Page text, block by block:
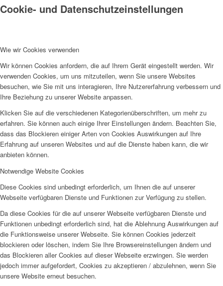
Cookie- und Datenschutzeinstellungen
Wie wir Cookies verwenden
Wir können Cookies anfordern, die auf Ihrem Gerät eingestellt werden. Wir
verwenden Cookies, um uns mitzuteilen, wenn Sie unsere Websites
besuchen, wie Sie mit uns interagieren, Ihre Nutzererfahrung verbessern und
Ihre Beziehung zu unserer Website anpassen.
Klicken Sie auf die verschiedenen Kategorienüberschriften, um mehr zu
erfahren. Sie können auch einige Ihrer Einstellungen ändern. Beachten Sie,
dass das Blockieren einiger Arten von Cookies Auswirkungen auf Ihre
Erfahrung auf unseren Websites und auf die Dienste haben kann, die wir
anbieten können.
Notwendige Website Cookies
Diese Cookies sind unbedingt erforderlich, um Ihnen die auf unserer
Webseite verfügbaren Dienste und Funktionen zur Verfügung zu stellen.
Da diese Cookies für die auf unserer Webseite verfügbaren Dienste und
Funktionen unbedingt erforderlich sind, hat die Ablehnung Auswirkungen auf
die Funktionsweise unserer Webseite. Sie können Cookies jederzeit
blockieren oder löschen, indem Sie Ihre Browsereinstellungen ändern und
das Blockieren aller Cookies auf dieser Webseite erzwingen. Sie werden
jedoch immer aufgefordert, Cookies zu akzeptieren / abzulehnen, wenn Sie
unsere Website erneut besuchen.